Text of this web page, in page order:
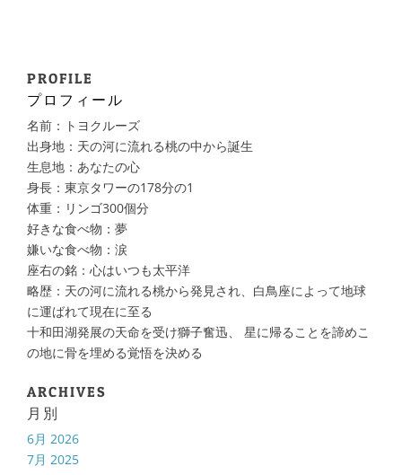
PROFILE
プロフィール
名前：トヨクルーズ
出身地：天の河に流れる桃の中から誕生
生息地：あなたの心
身長：東京タワーの178分の1
体重：リンゴ300個分
好きな食べ物：夢
嫌いな食べ物：涙
座右の銘：心はいつも太平洋
略歴：天の河に流れる桃から発見され、白鳥座によって地球
に運ばれて現在に至る
十和田湖発展の天命を受け獅子奮迅、 星に帰ることを諦めこ
の地に骨を埋める覚悟を決める
ARCHIVES
月別
6月 2026
7月 2025